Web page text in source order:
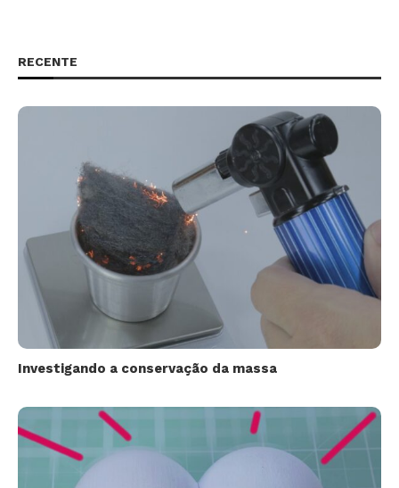
RECENTE
Investigando a conservação da massa